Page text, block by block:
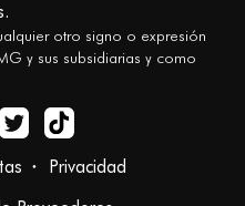
otro signo o expresión
y sus subsidiarias y como
Privacidad